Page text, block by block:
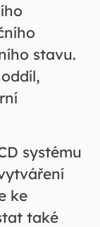
stavu.
systému
ke
také